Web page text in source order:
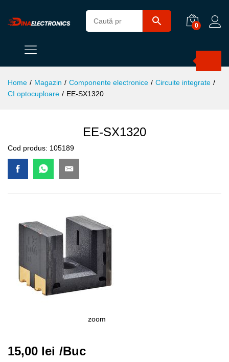
0
Home / Magazin / Componente electronice / Circuite integrate /
CI optocuploare / EE-SX1320
EE-SX1320
Cod produs: 105189
zoom
15,00 lei /Buc